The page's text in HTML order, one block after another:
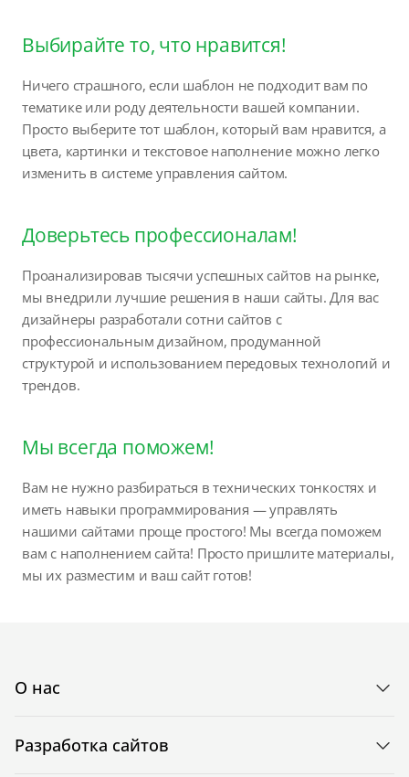
Выбирайте то, что нравится!
Ничего страшного, если шаблон не подходит вам по
тематике или роду деятельности вашей компании.
Просто выберите тот шаблон, который вам нравится, а
цвета, картинки и текстовое наполнение можно легко
изменить в системе управления сайтом.
Доверьтесь профессионалам!
Проанализировав тысячи успешных сайтов на рынке,
мы внедрили лучшие решения в наши сайты. Для вас
дизайнеры разработали сотни сайтов с
профессиональным дизайном, продуманной
структурой и использованием передовых технологий и
трендов.
Мы всегда поможем!
Вам не нужно разбираться в технических тонкостях и
иметь навыки программирования — управлять
нашими сайтами проще простого! Мы всегда поможем
вам с наполнением сайта! Просто пришлите материалы,
мы их разместим и ваш сайт готов!
О нас
Разработка сайтов